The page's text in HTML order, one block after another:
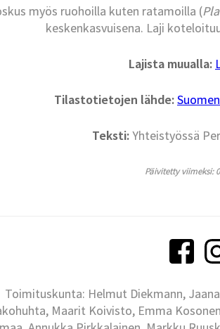
myös ruohoilla kuten ratamoilla (
keskenkasvuisena. Laji
Lajista muualla:
Tilastotietojen lähde:
Teksti:Yhteistyössä
Päivitetty viimeksi:
Toimituskunta: Helmut Diekmann,
Maarit Koivisto, Emma